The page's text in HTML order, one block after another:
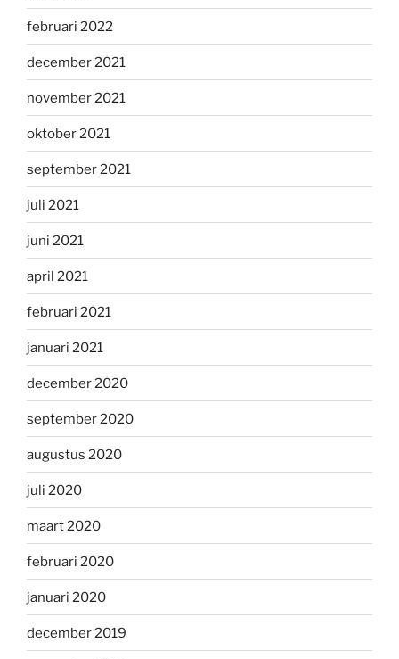
februari 2022
december 2021
november 2021
oktober 2021
september 2021
juli 2021
juni 2021
april 2021
februari 2021
januari 2021
december 2020
september 2020
augustus 2020
juli 2020
maart 2020
februari 2020
januari 2020
december 2019